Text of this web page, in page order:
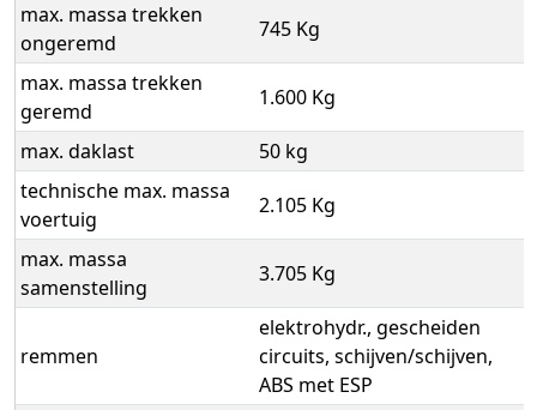
max. massa trekken
ongeremd
745 Kg
max. massa trekken
geremd
1.600 Kg
max. daklast
50 kg
technische max. massa
voertuig
2.105 Kg
max. massa
samenstelling
3.705 Kg
remmen
elektrohydr., gescheiden
circuits, schijven/schijven,
ABS met ESP